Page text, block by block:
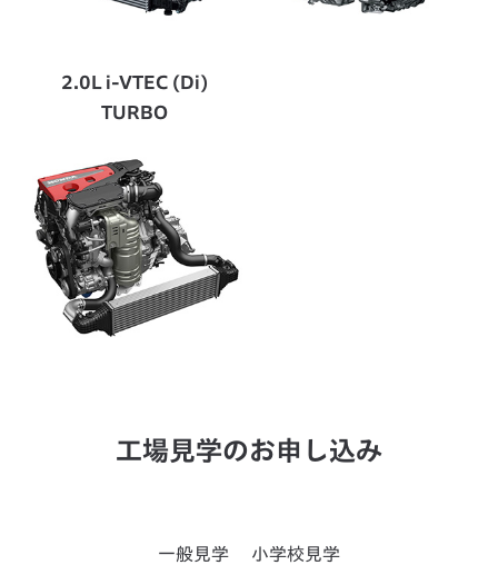
2.0L i-VTEC (Di)
TURBO
工場見学のお申し込み
一般見学 小学校見学